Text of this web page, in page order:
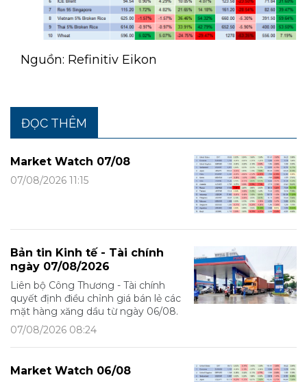
Nguồn: Refinitiv Eikon
ĐỌC THÊM
Market Watch 07/08
07/08/2026 11:15
Bản tin Kinh tế - Tài chính
ngày 07/08/2026
Liên bộ Công Thương - Tài chính
quyết định điều chỉnh giá bán lẻ các
mặt hàng xăng dầu từ ngày 06/08.
07/08/2026 08:24
Market Watch 06/08